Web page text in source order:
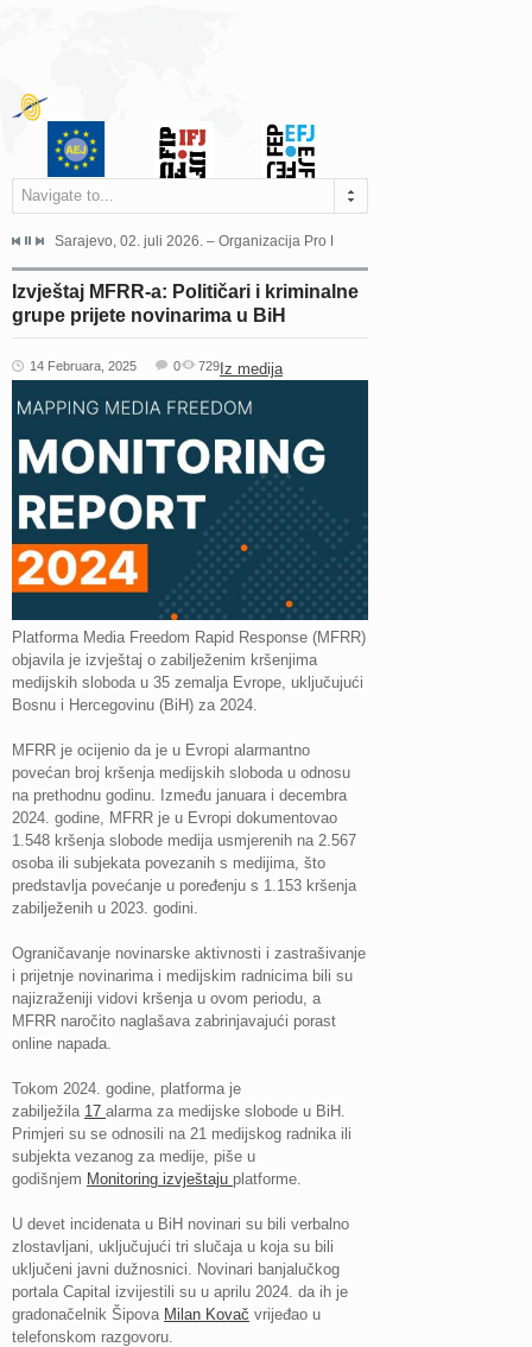
Navigate to...
Grada Sarajeva povodom Dana Sarajeva dugogodišnjoj...
Sarajevo, 02. juli 2026. – Organizacija Pro Educa juče je uspješno
Izvještaj MFRR-a: Političari i kriminalne
grupe prijete novinarima u BiH
14 Februara, 2025 Iz medija
0 729
Platforma Media Freedom Rapid Response (MFRR)
objavila je izvještaj o zabilježenim kršenjima
medijskih sloboda u 35 zemalja Evrope, uključujući
Bosnu i Hercegovinu (BiH) za 2024.
MFRR je ocijenio da je u Evropi alarmantno
povećan broj kršenja medijskih sloboda u odnosu
na prethodnu godinu. Između januara i decembra
2024. godine, MFRR je u Evropi dokumentovao
1.548 kršenja slobode medija usmjerenih na 2.567
osoba ili subjekata povezanih s medijima, što
predstavlja povećanje u poređenju s 1.153 kršenja
zabilježenih u 2023. godini.
Ograničavanje novinarske aktivnosti i zastrašivanje
i prijetnje novinarima i medijskim radnicima bili su
najizraženiji vidovi kršenja u ovom periodu, a
MFRR naročito naglašava zabrinjavajući porast
online napada.
Tokom 2024. godine, platforma je
zabilježila 17 alarma za medijske slobode u BiH.
Primjeri su se odnosili na 21 medijskog radnika ili
subjekta vezanog za medije, piše u
godišnjem Monitoring izvještaju platforme.
U devet incidenata u BiH novinari su bili verbalno
zlostavljani, uključujući tri slučaja u koja su bili
uključeni javni dužnosnici. Novinari banjalučkog
portala Capital izvijestili su u aprilu 2024. da ih je
gradonačelnik Šipova Milan Kovač vrijeđao u
telefonskom razgovoru.